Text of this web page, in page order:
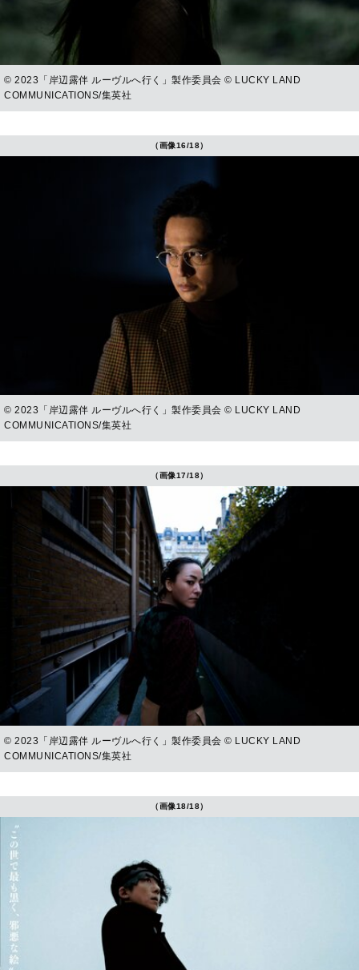
© 2023「岸辺露伴 ルーヴルへ行く」製作委員会 © LUCKY LAND
COMMUNICATIONS/集英社
（画像16/18）
© 2023「岸辺露伴 ルーヴルへ行く」製作委員会 © LUCKY LAND
COMMUNICATIONS/集英社
（画像17/18）
© 2023「岸辺露伴 ルーヴルへ行く」製作委員会 © LUCKY LAND
COMMUNICATIONS/集英社
（画像18/18）